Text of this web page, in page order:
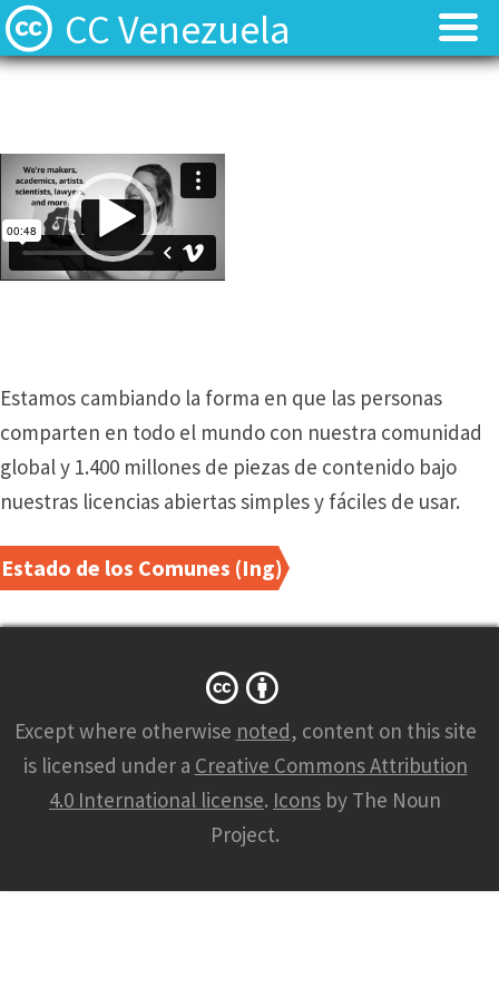
CC Venezuela
Equipo y Voluntarios
Recursos
Noticias
Equipo y Voluntarios
Recursos
Noticias
Video
Player
Estamos cambiando la forma en que las personas
comparten en todo el mundo con nuestra comunidad
global y 1.400 millones de piezas de contenido bajo
nuestras licencias abiertas simples y fáciles de usar.
Estado de los Comunes (Ing)
Except where otherwise noted, content on this site
is licensed under a Creative Commons Attribution
4.0 International license. Icons by The Noun
Project.